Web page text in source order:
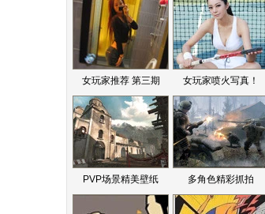
女玩家推荐 第三期 女玩家喷火写真！
PVP场景精美壁纸 多角色精彩抓拍